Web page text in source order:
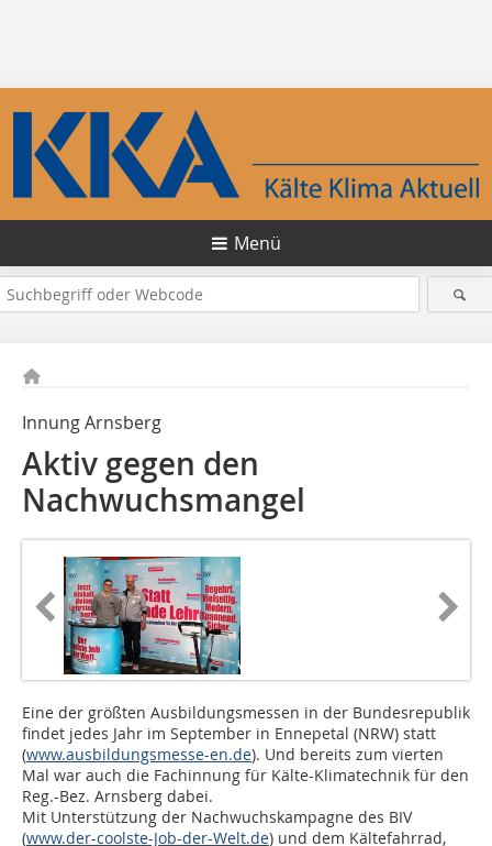
Menü
Innung Arnsberg
Aktiv gegen den
Nachwuchsmangel
Eine der größten Ausbildungsmessen in der Bundesrepublik
findet jedes Jahr im September in Ennepetal (NRW) statt
(www.ausbildungsmesse-en.de). Und bereits zum vierten
Mal war auch die Fachinnung für Kälte-Klimatechnik für den
Reg.-Bez. Arnsberg dabei.
Mit Unterstützung der Nachwuchskampagne des BIV
(www.der-coolste-Job-der-Welt.de) und dem Kältefahrrad,